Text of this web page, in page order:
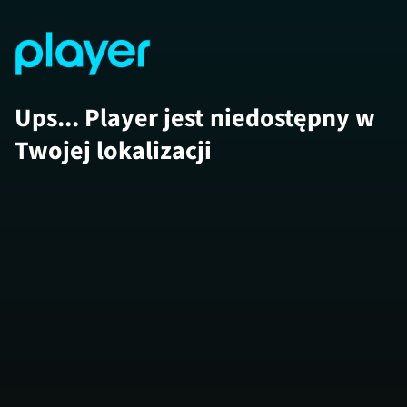
Ups... Player jest niedostępny w
Twojej lokalizacji